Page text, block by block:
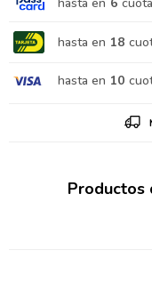
hasta en 18
hasta en 10
Productos